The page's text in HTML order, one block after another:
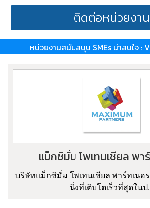
ติดต่อหน่วยงาน
หน่วยงานสนับสนุน SMEs น่าสนใจ :
แม็กซิมั่ม โพเทนเชียล พา
บริษัทแม็กซิมั่ม โพเทนเชียล พาร์ทเนอ
นิ่งที่เติบโตเร็วที่สุดในป